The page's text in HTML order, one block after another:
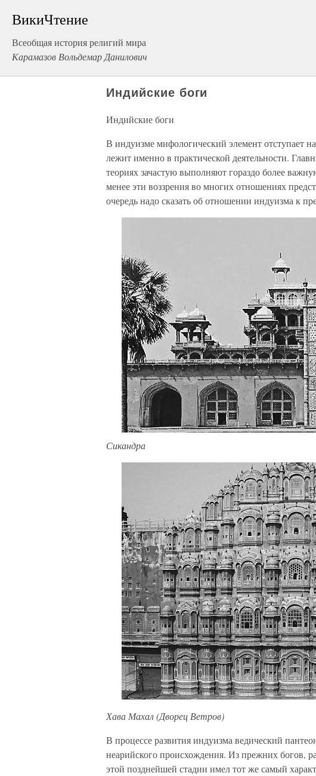
ВикиЧтение
Всеобщая история религий мира
Карамазов Вольдемар Данилович
Индийские боги
Индийские боги
В индуизме мифологический элемент отступает
лежит именно в практической деятельности.
теориях зачастую выполняют гораздо более
менее эти воззрения во многих отношениях
очередь надо сказать об отношении индуизма к
Сикандра
Хава Махал (Дворец Ветров)
В процессе развития индуизма ведический
неарийского происхождения. Из прежних богов,
этой позднейшей стадии имел тот же самый